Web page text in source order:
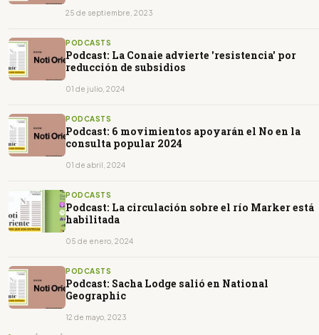
25 de septiembre, 2023
PODCASTS
Podcast: La Conaie advierte 'resistencia' por
reducción de subsidios
01 de julio, 2024
PODCASTS
Podcast: 6 movimientos apoyarán el No en la
consulta popular 2024
01 de abril, 2024
PODCASTS
Podcast: La circulación sobre el río Marker está
habilitada
05 de enero, 2024
PODCASTS
Podcast: Sacha Lodge salió en National
Geographic
12 de mayo, 2023